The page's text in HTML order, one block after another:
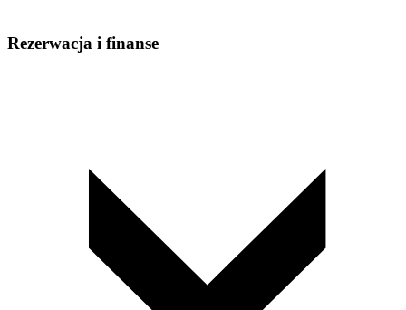
Rezerwacja i finanse